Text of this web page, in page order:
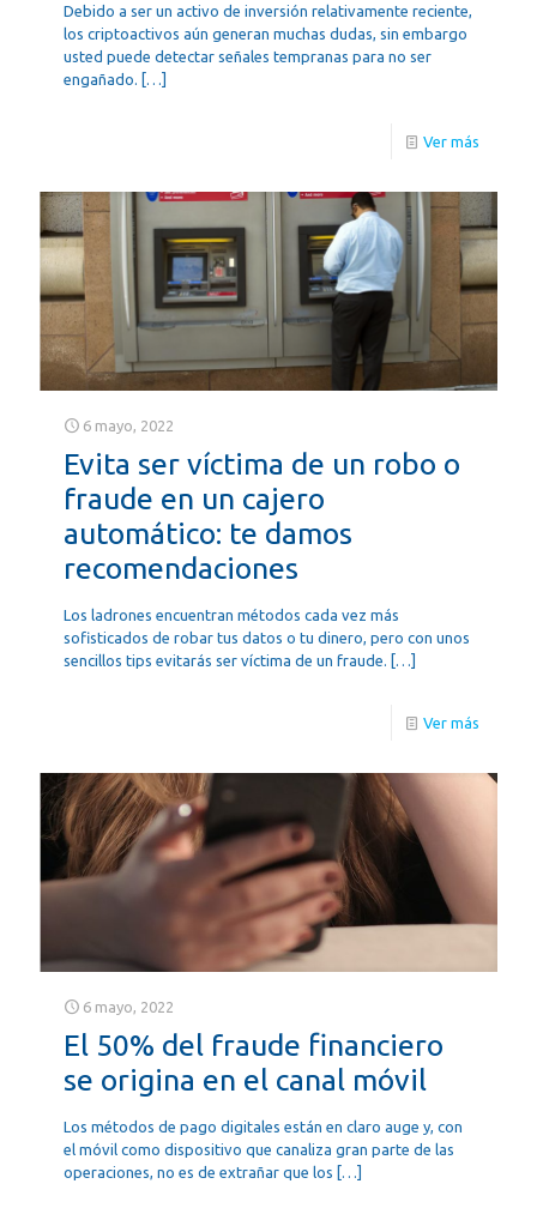
Debido a ser un activo de inversión relativamente reciente,
los criptoactivos aún generan muchas dudas, sin embargo
usted puede detectar señales tempranas para no ser
engañado. […]
Ver más
6 mayo, 2022
Evita ser víctima de un robo o
fraude en un cajero
automático: te damos
recomendaciones
Los ladrones encuentran métodos cada vez más
sofisticados de robar tus datos o tu dinero, pero con unos
sencillos tips evitarás ser víctima de un fraude. […]
Ver más
6 mayo, 2022
El 50% del fraude financiero
se origina en el canal móvil
Los métodos de pago digitales están en claro auge y, con
el móvil como dispositivo que canaliza gran parte de las
operaciones, no es de extrañar que los […]